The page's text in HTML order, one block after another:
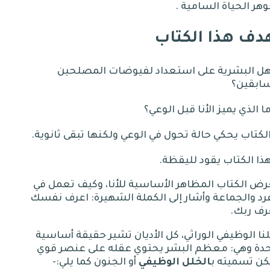
الحياة السامية .
هذا الكتاب
البشرية على استعداد لفيوضات المصلحين
الذي يميز الأنا قبل الوعي؟
يحكي حالة تحول في الوعي ولكنها تبقى ثانوية.
الكتاب يقود لليقظة.
الكتاب المظاهر الأساسية للأنا، وكيف تعمل في
والجماعة وأشار إلى الكملة الشهيرة: اعرف نفسك
ربك.
الوظيفي الوراثي، كل الأديان تشير حقيقة أساسية
وهي: معظم البشر يحتوي عقله على عنصر قوي
تسميته بالخلل الوظيفي أو الجنون كما يلي:-